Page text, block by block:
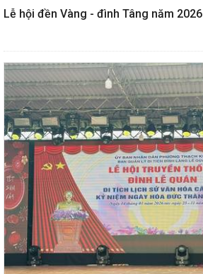
Lễ hội đền Vàng - đình Tâng năm 2026